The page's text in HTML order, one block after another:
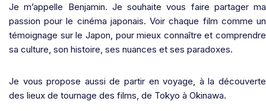
Je m’appelle Benjamin. Je souhaite vous faire partager ma
passion pour le cinéma japonais. Voir chaque film comme un
témoignage sur le Japon, pour mieux connaître et comprendre
sa culture, son histoire, ses nuances et ses paradoxes.
Je vous propose aussi de partir en voyage, à la découverte
des lieux de tournage des films, de Tokyo à Okinawa.